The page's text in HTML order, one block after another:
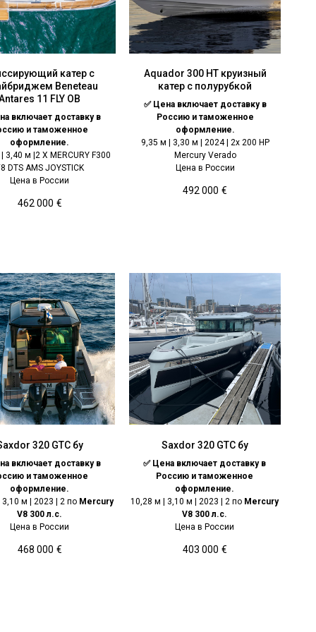
катер с
Beneteau
11 FLY OB
включает доставку в
и таможенное
оформление.
3,40 м |2 X MERCURY F300
DTS AMS JOYSTICK
Цена в России
462 000 €
Aquador 300 HT круизный
катер с полурубкой
✅ Цена включает доставку в
Россию и таможенное
оформление.
9,35 м | 3,30 м | 2024 | 2x 200 HP
Mercury Verado
Цена в России
492 000 €
320 GTС бу
включает доставку в
и таможенное
оформление.
м | 2023 | 2 по Mercury
V8 300 л.с.
Цена в России
468 000 €
Saxdor 320 GTС бу
✅ Цена включает доставку в
Россию и таможенное
оформление.
10,28 м | 3,10 м | 2023 | 2 по Mercury
V8 300 л.с.
Цена в России
403 000 €